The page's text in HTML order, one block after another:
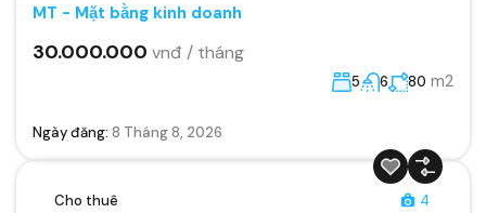
MT - Mặt bằng kinh doanh
30.000.000 vnđ / tháng
5 6 80 m2
Ngày đăng: 8 Tháng 8, 2026
Cho thuê 4